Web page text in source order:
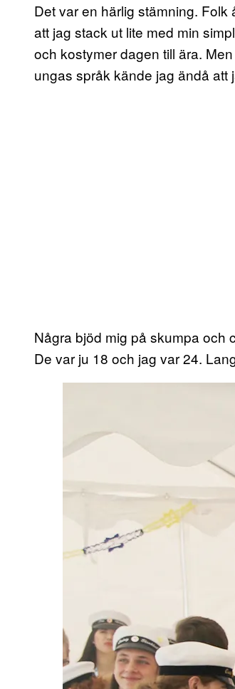
Det var en härlig stämning.
att jag stack ut lite med min
och kostymer dagen till ära.
ungas språk kände jag ändå att
Några bjöd mig på skumpa och
De var ju 18 och jag var 24.